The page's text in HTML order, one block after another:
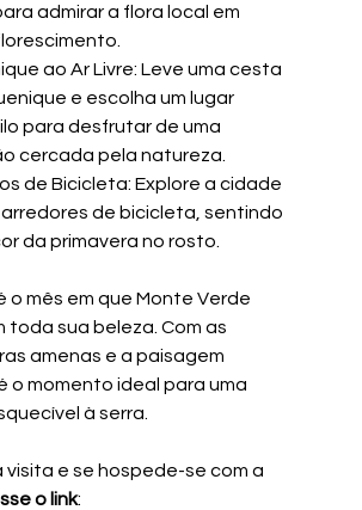
admirar a flora local em
ao Ar Livre: Leve uma cesta
e escolha um lugar
para desfrutar de uma
cercada pela natureza.
de Bicicleta: Explore a cidade
arredores de bicicleta, sentindo
da primavera no rosto.
o mês em que Monte Verde
toda sua beleza. Com as
amenas e a paisagem
o momento ideal para uma
à serra.
visita e se hospede-se com a
o link: